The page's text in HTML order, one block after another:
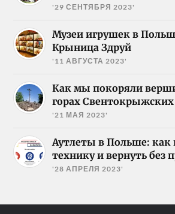
'29 СЕНТЯБРЯ 2023'
Музеи игрушек в
Крыница Здруй
'11 АВГУСТА 2023'
Как мы покоряли
горах Свентокрыжских
'21 МАЯ 2023'
Аутлеты в Польше: как
технику и вернуть без
'28 АПРЕЛЯ 2023'